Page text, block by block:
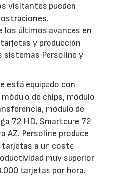
visitantes pueden
los últimos avances en
y producción
sistemas Persoline y
está equipado con
de chips, módulo
módulo de
72 HD, Smartcure 72
AZ. Persoline produce
tarjetas a un coste
muy superior
tarjetas por hora.